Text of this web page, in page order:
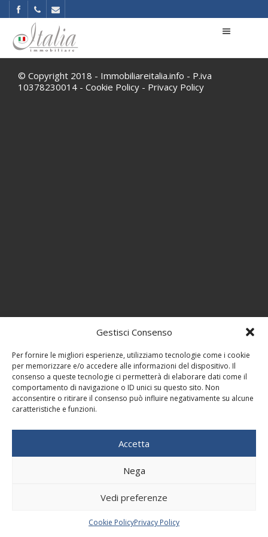
Gestisci Consenso
Per fornire le migliori esperienze, utilizziamo tecnologie come i cookie
per memorizzare e/o accedere alle informazioni del dispositivo. Il
consenso a queste tecnologie ci permetterà di elaborare dati come il
comportamento di navigazione o ID unici su questo sito. Non
acconsentire o ritirare il consenso può influire negativamente su alcune
caratteristiche e funzioni.
Accetta
Nega
Vedi preferenze
Cookie PolicyPrivacy Policy
© Copyright 2018 - Immobiliareitalia.info - P.iva
10378230014 - Cookie Policy - Privacy Policy